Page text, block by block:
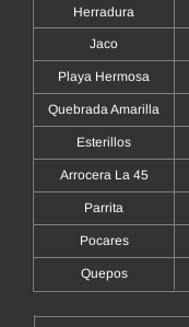
Herradura
Jaco
Playa Hermosa
Quebrada Amarilla
Esterillos
Arrocera La 45
Parrita
Pocares
Quepos